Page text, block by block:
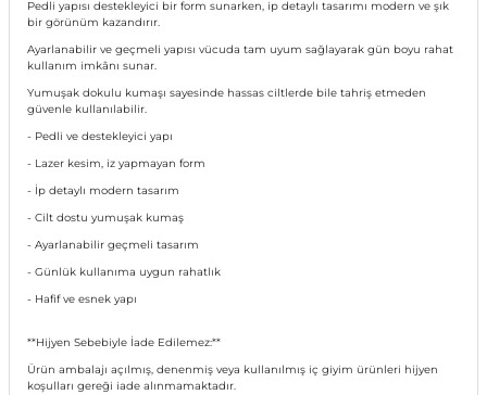
Pedli yapısı destekleyici bir form sunarken, ip detaylı tasarımı modern ve şık
bir görünüm kazandırır.
Ayarlanabilir ve geçmeli yapısı vücuda tam uyum sağlayarak gün boyu rahat
kullanım imkânı sunar.
Yumuşak dokulu kumaşı sayesinde hassas ciltlerde bile tahriş etmeden
güvenle kullanılabilir.
- Pedli ve destekleyici yapı
- Lazer kesim, iz yapmayan form
- İp detaylı modern tasarım
- Cilt dostu yumuşak kumaş
- Ayarlanabilir geçmeli tasarım
- Günlük kullanıma uygun rahatlık
- Hafif ve esnek yapı
**Hijyen Sebebiyle İade Edilemez:**
Ürün ambalajı açılmış, denenmiş veya kullanılmış iç giyim ürünleri hijyen
koşulları gereği iade alınmamaktadır.